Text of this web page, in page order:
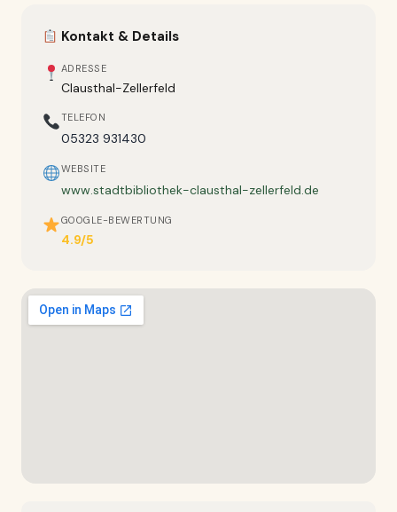
Kontakt & Details
ADRESSE
Clausthal-Zellerfeld
TELEFON
05323 931430
WEBSITE
www.stadtbibliothek-clausthal-zellerfeld.de
GOOGLE-BEWERTUNG
4.9/5